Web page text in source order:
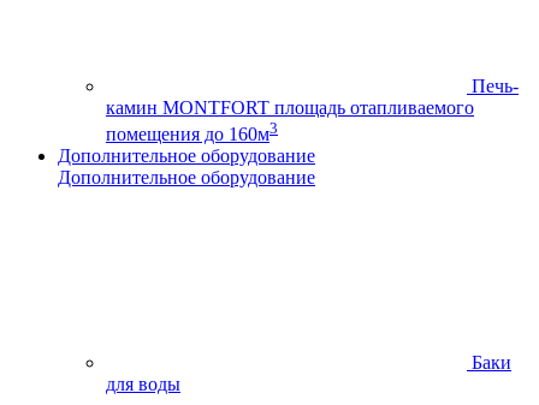
Печь-
камин MONTFORT площадь отапливаемого
помещения до 160м3
Дополнительное оборудование
Дополнительное оборудование
Баки
для воды